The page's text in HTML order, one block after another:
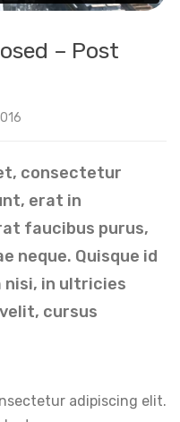
– Post
consectetur
erat in
faucibus purus,
neque. Quisque id
nisi, in ultricies
cursus
adipiscing elit.